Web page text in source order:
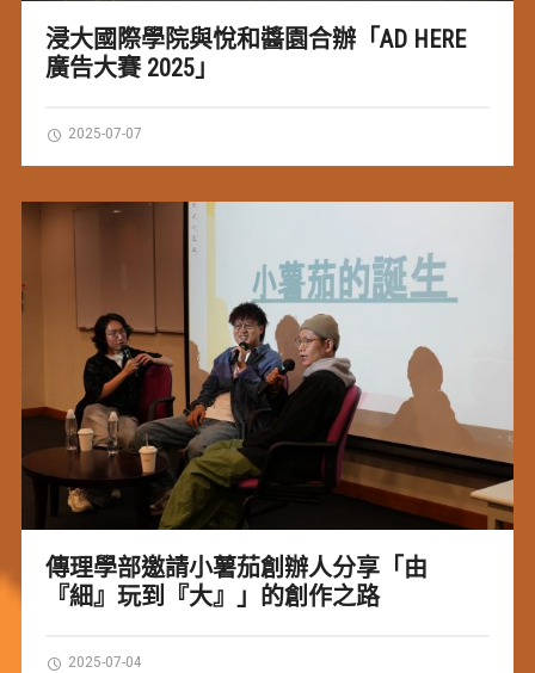
浸大國際學院與悅和醬園合辦「AD HERE
廣告大賽 2025」
2025-07-07
傳理學部邀請小薯茄創辦人分享「由
『細』玩到『大』」的創作之路
2025-07-04